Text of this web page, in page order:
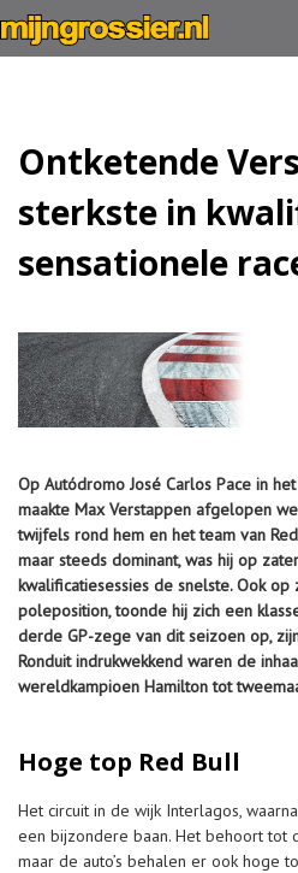
Ontketende
sterkste in
sensationele
Op Autódromo José Carlos Pace in
maakte Max Verstappen afgelopen
twijfels rond hem en het team van
maar steeds dominant, was hij op
kwalificatiesessies de snelste. Ook
poleposition, toonde hij zich een
derde GP-zege van dit seizoen op,
Ronduit indrukwekkend waren de
wereldkampioen Hamilton tot
Hoge top Red Bull
Het circuit in de wijk Interlagos,
een bijzondere baan. Het behoort tot
maar de auto’s behalen er ook hoge